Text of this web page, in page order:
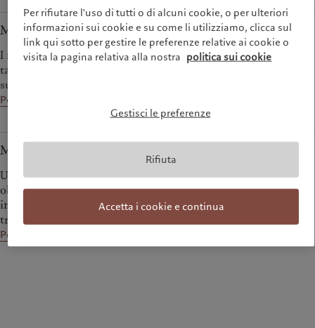
Multi asset class
I nostri team multi asset class realizzano una allocazione
tattica basata sulle prospettive per generare rendimenti
superiori nell'arco di un intero ciclo economico.
Per saperne di più
Mercati emergenti
Una gamma diversificata di strategie
obbligazionarie, azionarie e absolute return per aiutare gli
investitori a
trarre vantaggio dal dinamismo del mondo emergente.
Per saperne di più
Per rifiutare l'uso di tutti o di alcuni cookie, o per ulteriori
informazioni sui cookie e su come li utilizziamo, clicca sul
link qui sotto per gestire le preferenze relative ai cookie o
visita la pagina relativa alla nostra politica sui cookie
Gestisci le preferenze
Rifiuta
Accetta i cookie e continua